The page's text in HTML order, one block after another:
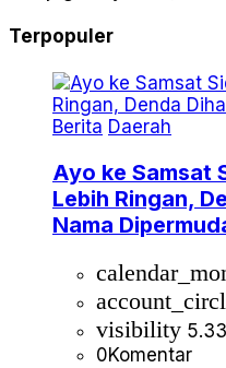
Terpopuler
Berita Daerah
Ayo ke Samsat
Lebih Ringan,
Nama
visibility
0Komentar